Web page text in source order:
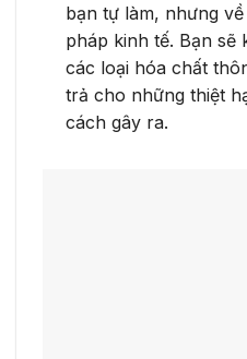
bạn tự làm, nhưng
pháp kinh tế. Bạn sẽ
các loại hóa chất
trả cho những thiệt
cách gây ra.